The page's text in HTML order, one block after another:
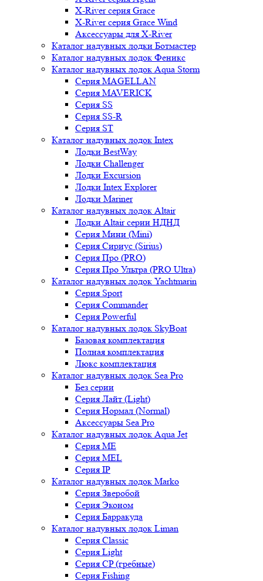
X-River серия Grace
X-River серия Grace Wind
Аксессуары для X-River
Каталог надувных лодки Ботмастер
Каталог надувных лодок Феникc
Каталог надувных лодок Aqua Storm
Серия MAGELLAN
Серия MAVERICK
Серия SS
Серия SS-R
Серия ST
Каталог надувных лодок Intex
Лодки BestWay
Лодки Challenger
Лодки Excursion
Лодки Intex Explorer
Лодки Mariner
Каталог надувных лодок Altair
Лодки Altair серии НДНД
Серия Мини (Mini)
Серия Сириус (Sirius)
Серия Про (PRO)
Серия Про Ультра (PRO Ultra)
Каталог надувных лодок Yachtmarin
Серия Sport
Серия Commander
Серия Powerful
Каталог надувных лодок SkyBoat
Базовая комплектация
Полная комплектация
Люкс комплектация
Каталог надувных лодок Sea Pro
Без серии
Серия Лайт (Light)
Серия Нормал (Normal)
Аксессуары Sea Pro
Каталог надувных лодок Aqua Jet
Серия ME
Серия MEL
Серия IP
Каталог надувных лодок Marko
Серия Зверобой
Серия Эконом
Серия Барракуда
Каталог надувных лодок Liman
Серия Classic
Серия Light
Серия CP (гребные)
Серия Fishing